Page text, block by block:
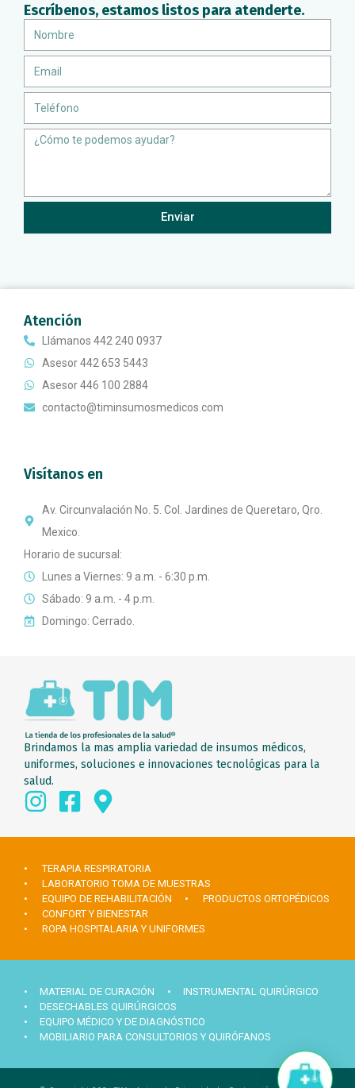
Escríbenos, estamos listos para atenderte.
Message
Enviar
Atención
Llámanos 442 240 0937
Asesor 442 653 5443
Asesor 446 100 2884
contacto@timinsumosmedicos.com
Visítanos en
Av. Circunvalación No. 5. Col. Jardines de Queretaro, Qro.
Mexico.
Horario de sucursal:
Lunes a Viernes: 9 a.m. - 6:30 p.m.
Sábado: 9 a.m. - 4 p.m.
Domingo: Cerrado.
Brindamos la mas amplia variedad de insumos médicos,
uniformes, soluciones e innovaciones tecnológicas para la
salud.
• TERAPIA RESPIRATORIA
• LABORATORIO TOMA DE MUESTRAS
• EQUIPO DE REHABILITACIÓN
• PRODUCTOS ORTOPÉDICOS
• CONFORT Y BIENESTAR
• ROPA HOSPITALARIA Y UNIFORMES
• MATERIAL DE CURACIÓN
• INSTRUMENTAL QUIRÚRGICO
• DESECHABLES QUIRÚRGICOS
• EQUIPO MÉDICO Y DE DIAGNÓSTICO
• MOBILIARIO PARA CONSULTORIOS Y QUIRÓFANOS